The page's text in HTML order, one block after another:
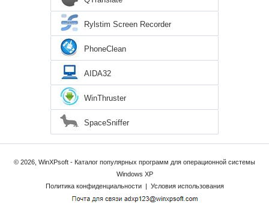
Rylstim Screen Recorder
PhoneClean
AIDA32
WinThruster
SpaceSniffer
© 2026, WinXPsoft - Каталог популярных программ для операционной системы
Windows XP
Политика конфиденциальности
Условия использования